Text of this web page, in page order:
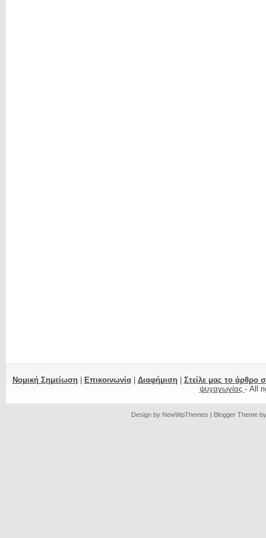
Νομική Σημείωση| Επικοινωνία| Διαφήμιση| Στείλε μας το άρθρο
ψυχαγωγίας - All
Design by NewWpThemes | Blogger Theme